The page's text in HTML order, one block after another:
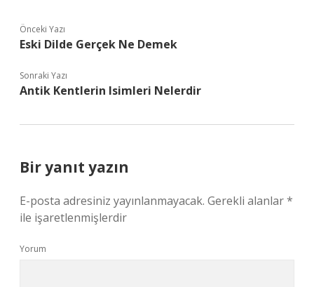
Önceki Yazı
Eski Dilde Gerçek Ne Demek
Sonraki Yazı
Antik Kentlerin Isimleri Nelerdir
Bir yanıt yazın
E-posta adresiniz yayınlanmayacak. Gerekli alanlar*
ile işaretlenmişlerdir
Yorum